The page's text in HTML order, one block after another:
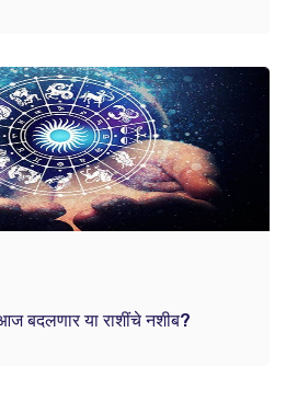
बदलणार या राशींचे नशीब?